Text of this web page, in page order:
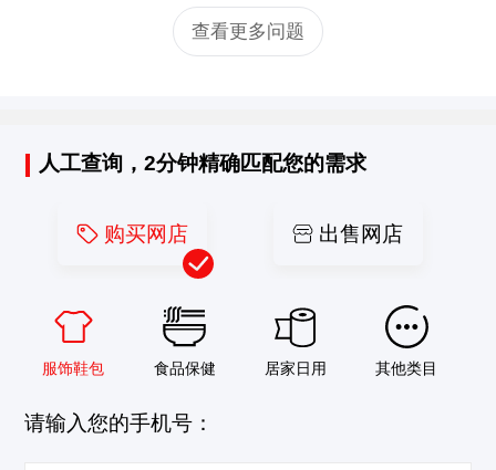
查看更多问题
人工查询，2分钟精确匹配您的需求
购买网店 出售网店
服饰鞋包 食品保健 居家日用 其他类目
请输入您的手机号：